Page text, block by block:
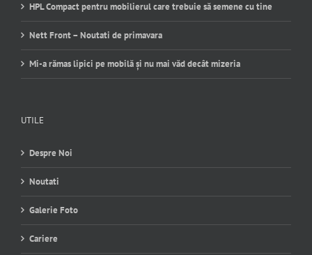
HPL Compact pentru mobilierul care trebuie să semene cu tine
Nett Front – Noutati de primavara
Mi-a rămas lipici pe mobilă și nu mai văd decât mizeria
UTILE
Despre Noi
Noutati
Galerie Foto
Cariere